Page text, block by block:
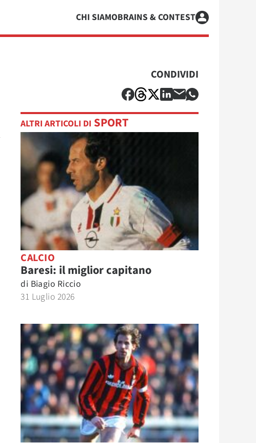
CHI SIAMOBRAINS & CONTEST
CONDIVIDI
ALTRI ARTICOLI DI SPORT
CALCIO
Baresi: il miglior capitano
di Biagio Riccio
31 Luglio 2026